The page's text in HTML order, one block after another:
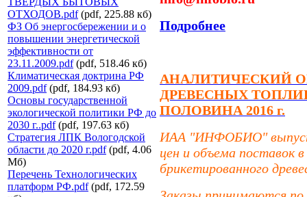
ОТХОДОВ.pdf(pdf, 225.88 кб)
ФЗ Об энергосбережении и о
повышении энергетической
эффективности от
23.11.2009.pdf(pdf, 518.46 кб)
Климатическая доктрина РФ
2009.pdf(pdf, 184.93 кб)
Основы государственной
экологической политики РФ до
2030 г..pdf(pdf, 197.63 кб)
Стратегия ЛПК Вологодской
области до 2020 г.pdf(pdf, 4.06
Мб)
Перечень Технологических
платформ РФ.pdf(pdf, 172.59
Подробнее
АНАЛИТИЧЕСКИЙ
ДРЕВЕСНЫХ
ПОЛОВИНА 2016 г.
ИАА "ИНФОБИО"
цен и объема
брикетированного